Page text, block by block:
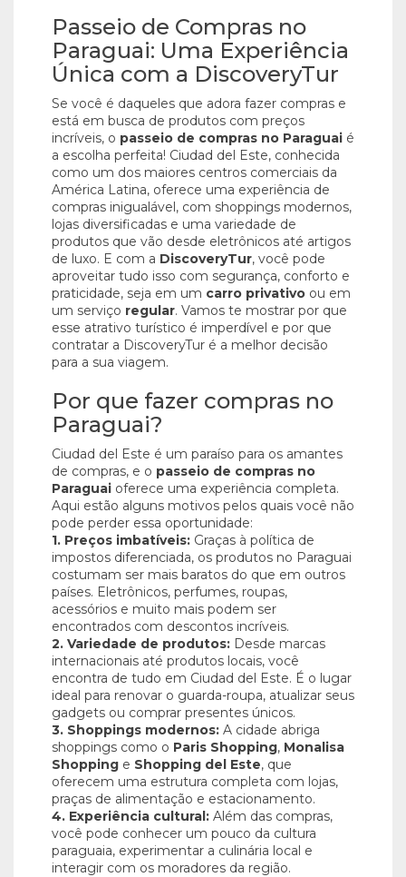
Passeio de Compras no
Paraguai: Uma Experiência
Única com a DiscoveryTur
Se você é daqueles que adora fazer compras e
está em busca de produtos com preços
incríveis, o passeio de compras no Paraguai é
a escolha perfeita! Ciudad del Este, conhecida
como um dos maiores centros comerciais da
América Latina, oferece uma experiência de
compras inigualável, com shoppings modernos,
lojas diversificadas e uma variedade de
produtos que vão desde eletrônicos até artigos
de luxo. E com a DiscoveryTur, você pode
aproveitar tudo isso com segurança, conforto e
praticidade, seja em um carro privativo ou em
um serviço regular. Vamos te mostrar por que
esse atrativo turístico é imperdível e por que
contratar a DiscoveryTur é a melhor decisão
para a sua viagem.
Por que fazer compras no
Paraguai?
Ciudad del Este é um paraíso para os amantes
de compras, e o passeio de compras no
Paraguai oferece uma experiência completa.
Aqui estão alguns motivos pelos quais você não
pode perder essa oportunidade:
1. Preços imbatíveis: Graças à política de
impostos diferenciada, os produtos no Paraguai
costumam ser mais baratos do que em outros
países. Eletrônicos, perfumes, roupas,
acessórios e muito mais podem ser
encontrados com descontos incríveis.
2. Variedade de produtos: Desde marcas
internacionais até produtos locais, você
encontra de tudo em Ciudad del Este. É o lugar
ideal para renovar o guarda-roupa, atualizar seus
gadgets ou comprar presentes únicos.
3. Shoppings modernos: A cidade abriga
shoppings como o Paris Shopping, Monalisa
Shopping e Shopping del Este, que
oferecem uma estrutura completa com lojas,
praças de alimentação e estacionamento.
4. Experiência cultural: Além das compras,
você pode conhecer um pouco da cultura
paraguaia, experimentar a culinária local e
interagir com os moradores da região.